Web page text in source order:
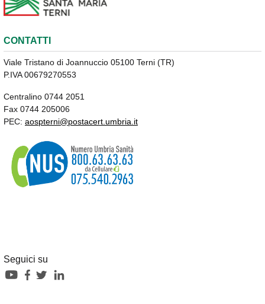
CONTATTI
Viale Tristano di Joannuccio 05100 Terni (TR)
P.IVA 00679270553
Centralino 0744 2051
Fax 0744 205006
PEC: aospterni@postacert.umbria.it
Seguici su